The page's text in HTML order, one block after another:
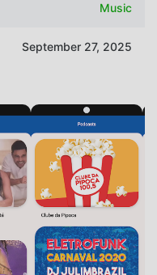
Music
September 27, 2025